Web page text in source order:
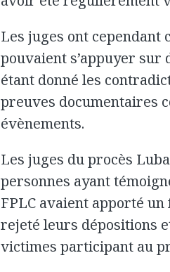
Les juges ont cependant
pouvaient s’appuyer sur
étant donné les
preuves documentaires
évènements.
Les juges du procès
personnes ayant
FPLC avaient apporté
rejeté leurs dépositions
victimes participant au